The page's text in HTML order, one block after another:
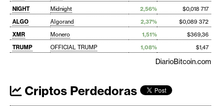
NIGHT
Midnight 2,56%
$0,018 717
ALGO
Algorand 2,37%
$0,089 372
XMR
Monero 1,51%
$369,36
TRUMP
OFFICIAL TRUMP 1,08% $1,47
DiarioBitcoin.com
Criptos Perdedoras